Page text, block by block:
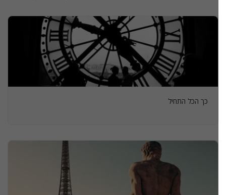
כך הכל התחיל